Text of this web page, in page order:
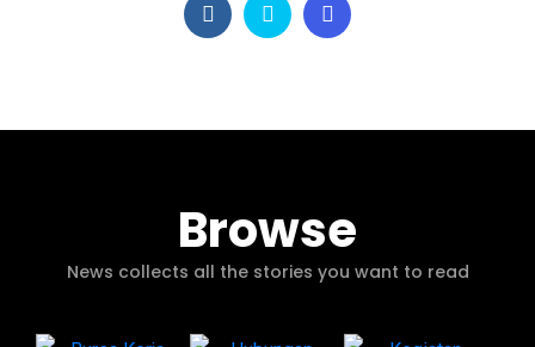
Browse
News collects all the stories you want to read